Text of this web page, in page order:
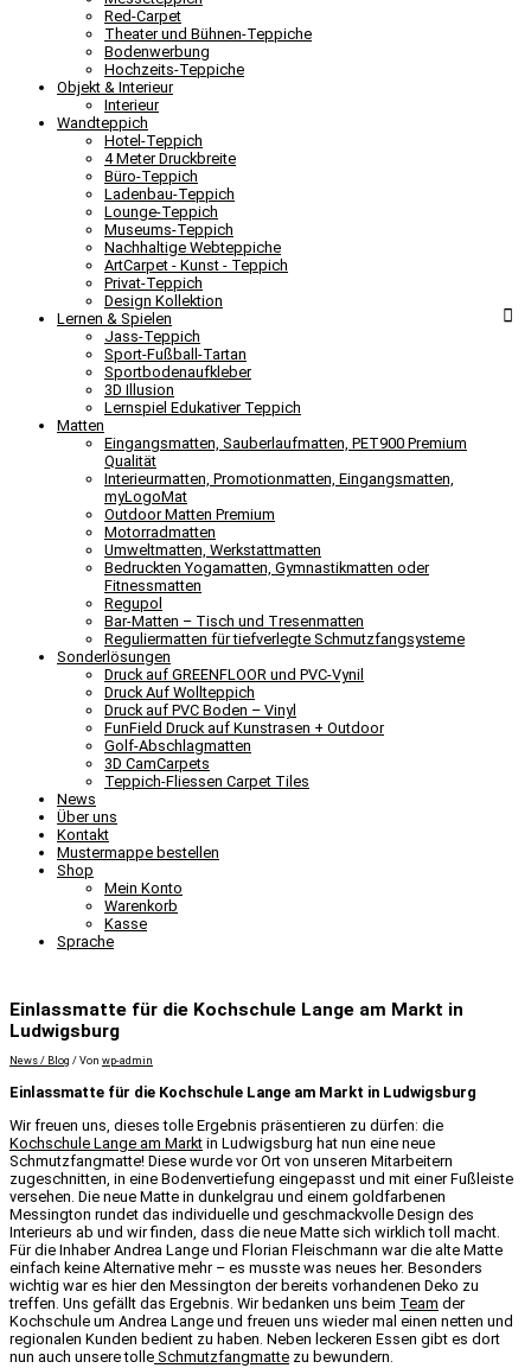
Red-Carpet
Theater und Bühnen-Teppiche
Bodenwerbung
Hochzeits-Teppiche
Objekt & Interieur
Interieur
Wandteppich
Hotel-Teppich
4 Meter Druckbreite
Büro-Teppich
Ladenbau-Teppich
Lounge-Teppich
Museums-Teppich
Nachhaltige Webteppiche
ArtCarpet - Kunst - Teppich
Privat-Teppich
Design Kollektion
Lernen & Spielen
Jass-Teppich
Sport-Fußball-Tartan
Sportbodenaufkleber
3D Illusion
Lernspiel Edukativer Teppich
Matten
Eingangsmatten, Sauberlaufmatten, PET900 Premium
Qualität
Interieurmatten, Promotionmatten, Eingangsmatten,
myLogoMat
Outdoor Matten Premium
Motorradmatten
Umweltmatten, Werkstattmatten
Bedruckten Yogamatten, Gymnastikmatten oder
Fitnessmatten
Regupol
Bar-Matten – Tisch und Tresenmatten
Reguliermatten für tiefverlegte Schmutzfangsysteme
Sonderlösungen
Druck auf GREENFLOOR und PVC-Vynil
Druck Auf Wollteppich
Druck auf PVC Boden – Vinyl
FunField Druck auf Kunstrasen + Outdoor
Golf-Abschlagmatten
3D CamCarpets
Teppich-Fliessen Carpet Tiles
News
Über uns
Kontakt
Mustermappe bestellen
Shop
Mein Konto
Warenkorb
Kasse
Sprache
Einlassmatte für die Kochschule Lange am Markt in
Ludwigsburg
News / Blog / Von wp-admin
Einlassmatte für die Kochschule Lange am Markt in Ludwigsburg
Wir freuen uns, dieses tolle Ergebnis präsentieren zu dürfen: die
Kochschule Lange am Markt in Ludwigsburg hat nun eine neue
Schmutzfangmatte! Diese wurde vor Ort von unseren Mitarbeitern
zugeschnitten, in eine Bodenvertiefung eingepasst und mit einer Fußleiste
versehen. Die neue Matte in dunkelgrau und einem goldfarbenen
Messington rundet das individuelle und geschmackvolle Design des
Interieurs ab und wir finden, dass die neue Matte sich wirklich toll macht.
Für die Inhaber Andrea Lange und Florian Fleischmann war die alte Matte
einfach keine Alternative mehr – es musste was neues her. Besonders
wichtig war es hier den Messington der bereits vorhandenen Deko zu
treffen. Uns gefällt das Ergebnis. Wir bedanken uns beim Team der
Kochschule um Andrea Lange und freuen uns wieder mal einen netten und
regionalen Kunden bedient zu haben. Neben leckeren Essen gibt es dort
nun auch unsere tolle Schmutzfangmatte zu bewundern.